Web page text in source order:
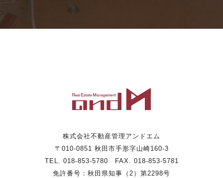
株式会社不動産管理アンドエム
〒010-0851 秋田市手形字山崎160-3
TEL. 018-853-5780 FAX. 018-853-5781
免許番号：秋田県知事（2）第2298号